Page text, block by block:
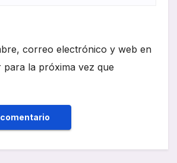
correo electrónico y web en
para la próxima vez que